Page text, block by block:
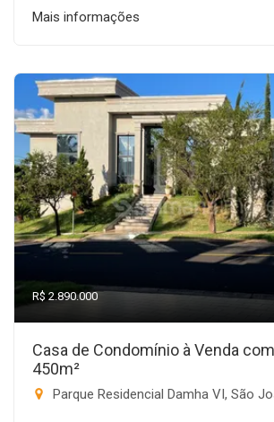
Mais informações
R$ 2.890.000
Casa de Condomínio à Venda
450m²
Parque Residencial Damha VI, São José